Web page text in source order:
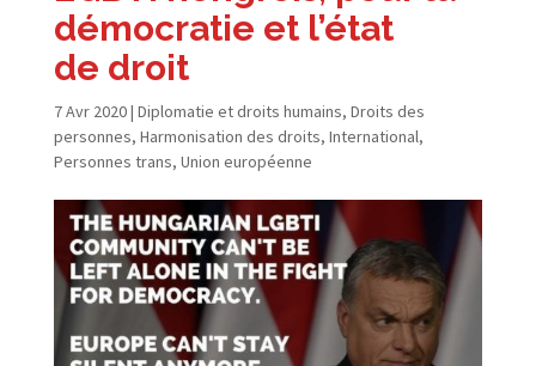
démocratie et l’état
de droit
7 Avr 2020| Diplomatie et droits humains, Droits des
personnes, Harmonisation des droits, International,
Personnes trans, Union européenne